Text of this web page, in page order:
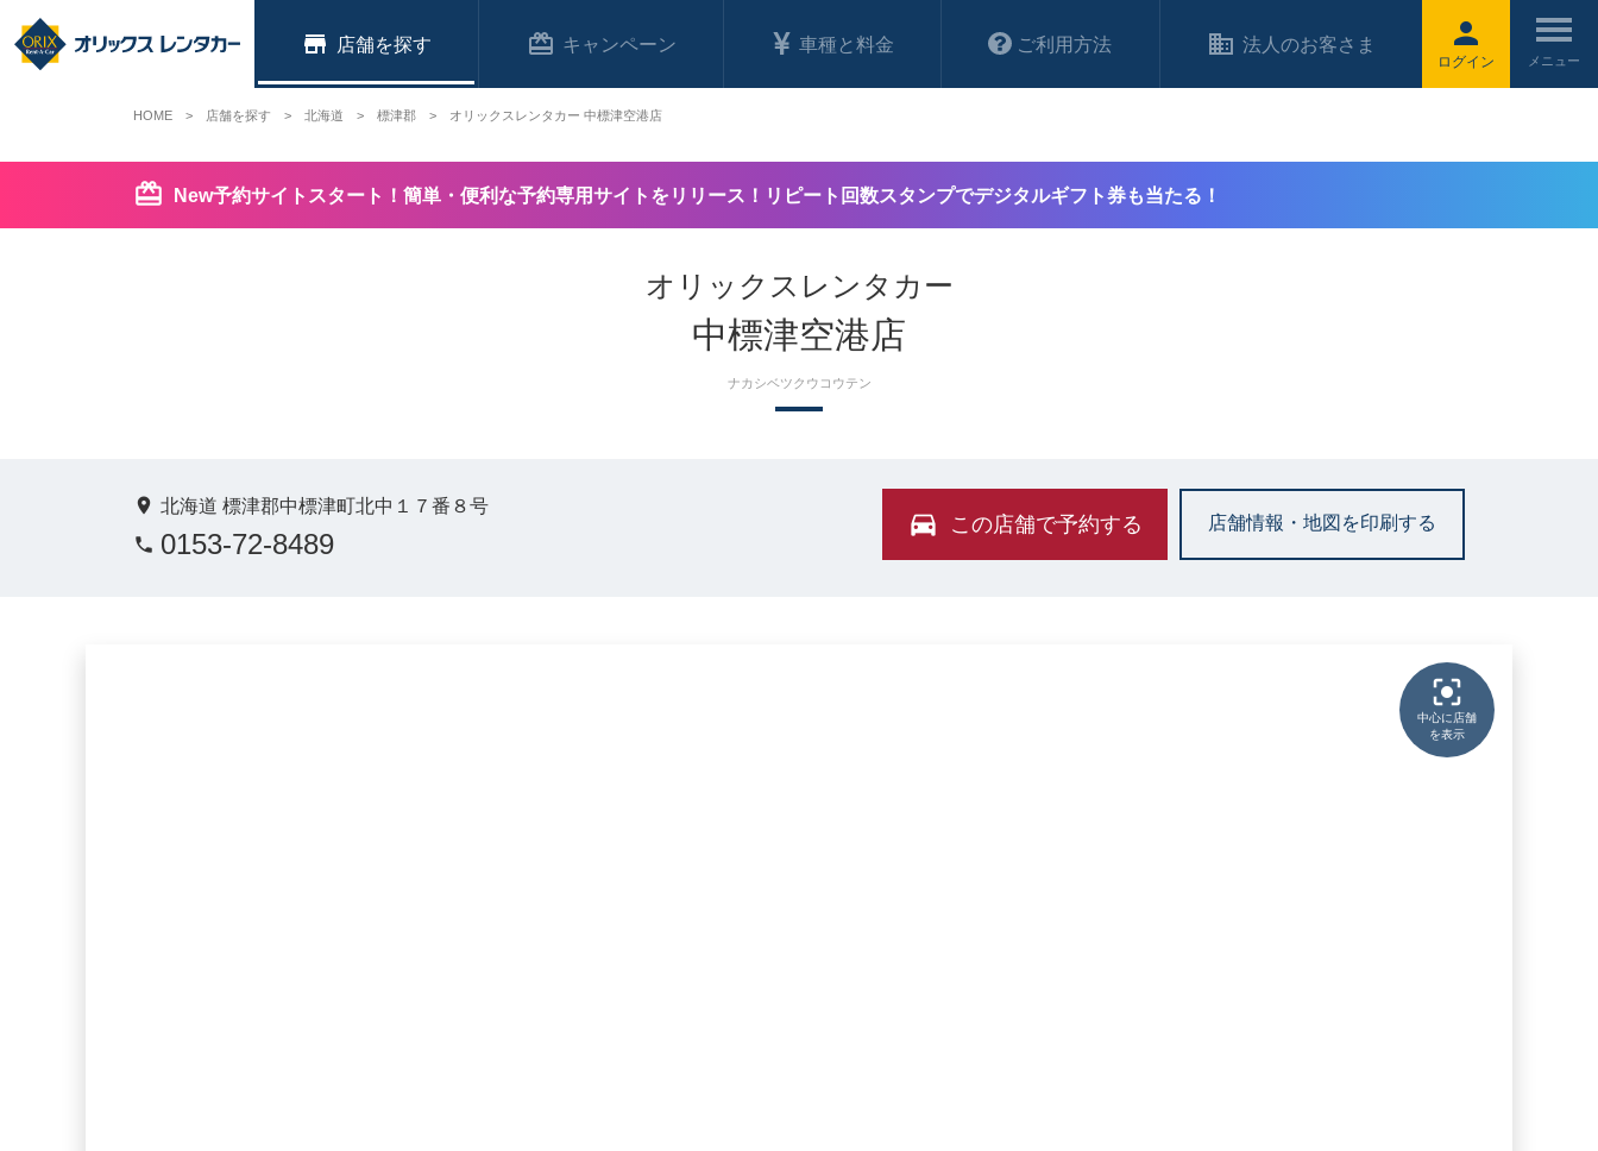
ログイン
店舗 キャンペーン 車種と料金 ご利用方法 法人のお客さま
New予約サイトスタート！簡単・便利な予約専用サイトをリリース！リピート回数スタンプでデジタルギフト券も当たる！
オリックスレンタカー
中標津空港店
ナカシベツクウコウテン
北海道 標津郡中標津町北中１７番８号
0153-72-8489
この店舗で予約する 店舗情報・地図を印刷する
中心に店舗
を表示
HOME 店舗を探す 北海道 標津郡 オリックスレンタカー 中標津空港店